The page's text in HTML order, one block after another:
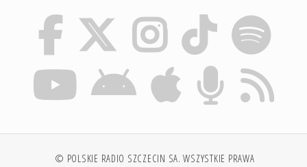
© POLSKIE RADIO SZCZECIN SA. WSZYSTKIE PRAWA